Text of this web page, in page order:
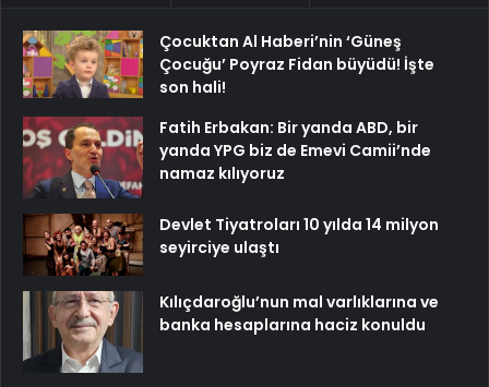
Çocuktan Al Haberi’nin ‘Güneş
Çocuğu’ Poyraz Fidan büyüdü! İşte
son hali!
Fatih Erbakan: Bir yanda ABD, bir
yanda YPG biz de Emevi Camii’nde
namaz kılıyoruz
Devlet Tiyatroları 10 yılda 14 milyon
seyirciye ulaştı
Kılıçdaroğlu’nun mal varlıklarına ve
banka hesaplarına haciz konuldu